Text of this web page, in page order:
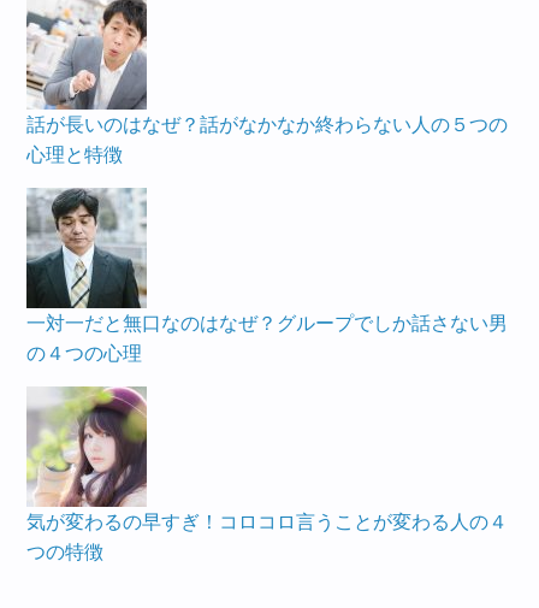
話が長いのはなぜ？話がなかなか終わらない人の５つの
心理と特徴
一対一だと無口なのはなぜ？グループでしか話さない男
の４つの心理
気が変わるの早すぎ！コロコロ言うことが変わる人の４
つの特徴